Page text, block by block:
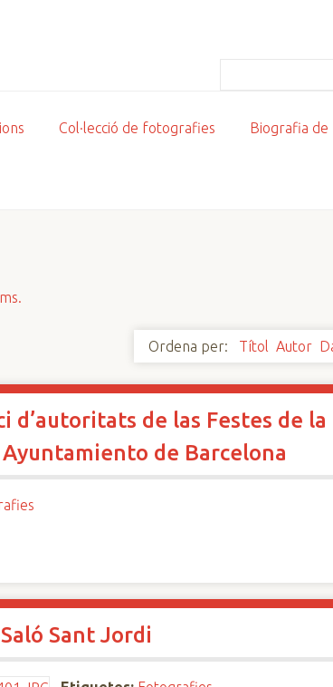
Col·lecció de fotografies Biografia de
Ordena per: Títol Autor
de las Festes de
de Barcelona
Sant Jordi